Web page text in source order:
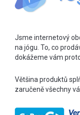
Jsme internetový
na jógu. To, co
dokážeme vám
Většina produktů
zaručeně všechny